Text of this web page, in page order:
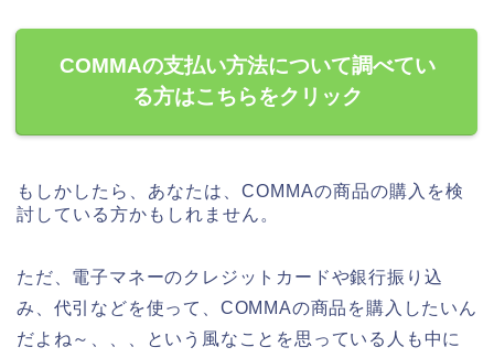
COMMAの支払い方法について調べてい
る方はこちらをクリック
もしかしたら、あなたは、COMMAの商品の購入を検
討している方かもしれません。
ただ、電子マネーのクレジットカードや銀行振り込
み、代引などを使って、COMMAの商品を購入したいん
だよね～、、、という風なことを思っている人も中に